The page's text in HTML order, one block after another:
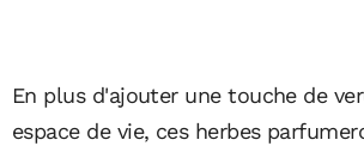
En plus d'ajouter une touche de
espace de vie, ces herbes